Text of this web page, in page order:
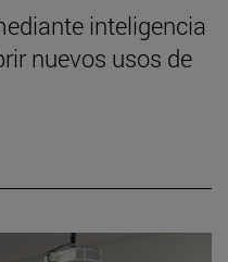
inteligencia
nuevos usos de